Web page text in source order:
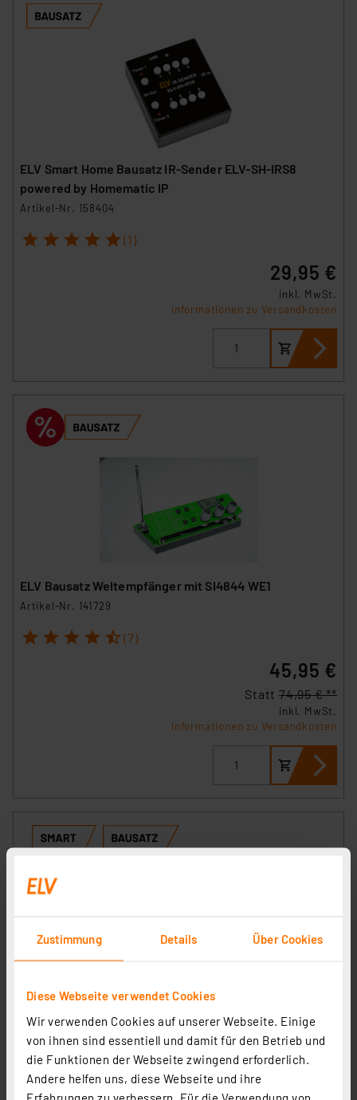
Zustimmung Details Über Cookies
Diese Webseite verwendet Cookies
Wir verwenden Cookies auf unserer Webseite. Einige
von ihnen sind essentiell und damit für den Betrieb und
die Funktionen der Webseite zwingend erforderlich.
Andere helfen uns, diese Webseite und ihre
Erfahrungen zu verbessern. Für die Verwendung von
ELV Smart Home Bausatz IR-Sender ELV-SH-IRS8
powered by Homematic IP
Artikel-Nr. 158404
1 2 3 4 5 (1)
29,95 €
inkl. MwSt.
Informationen zu Versandkosten
ELV Bausatz Weltempfänger mit SI4844 WE1
Artikel-Nr. 141729
1 2 3 4 5 (7)
45,95 €
Statt 74,95 € **
inkl. MwSt.
Informationen zu Versandkosten
ELV Bausatz Homematic IP Bewegungsmelder für 55er-
Artikel-Nr. 156248
2 3 4 5 (6)
49,95 €